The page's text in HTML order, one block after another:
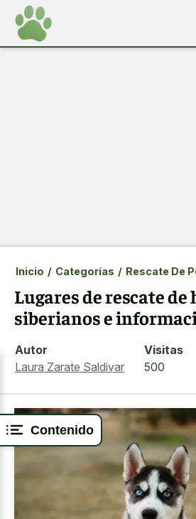
Contenido
Inicio / Categorías / Rescate De
Lugares de rescate de
siberianos e
Autor
Laura Zarate Saldivar
Visitas
500